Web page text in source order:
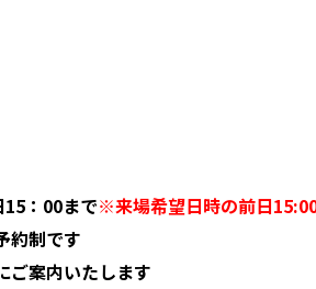
：00まで※来場希望日時の前日
約制です
ご案内いたします